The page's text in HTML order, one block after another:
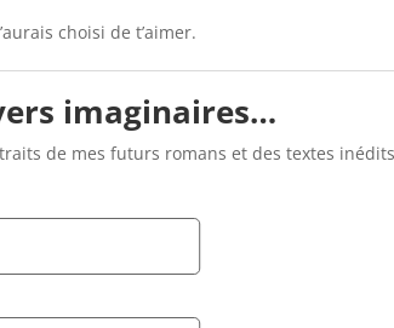
choisi de t’aimer.
imaginaires…
de mes futurs romans et des textes